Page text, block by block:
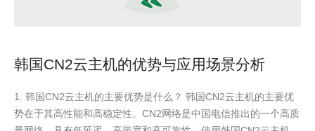
韩国CN2云主机的优势与应用场景分析
1. 韩国CN2云主机的主要优势是什么？ 韩国CN2云主机的主要优
势在于其高性能和高稳定性。CN2网络是中国电信推出的一个高质